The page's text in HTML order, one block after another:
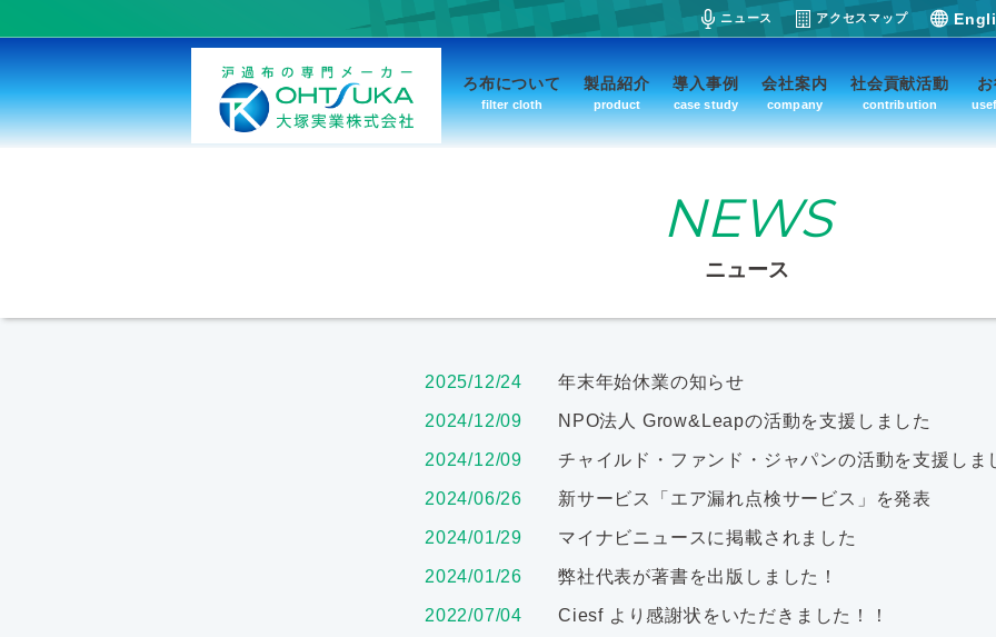
ニュース アクセスマップ
ろ布について
filter cloth
製品紹介
product
導入事例
case study
会社案内
company
社会貢献活動
contribution
NEWS
ニュース
2025/12/24 年末年始休業の知らせ
2024/12/09 NPO法人 Grow&Leapの活動を支援しました
2024/12/09 チャイルド・ファンド・ジャパンの活動を支援しま
2024/06/26 新サービス「エア漏れ点検サービス」を発表
2024/01/29 マイナビニュースに掲載されました
2024/01/26 弊社代表が著書を出版しました！
2022/07/04 Ciesf より感謝状をいただきました！！